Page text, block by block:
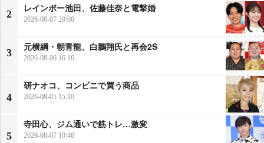
2
レインボー池田、佐藤佳奈と電撃婚
2026-08-07 20:00
3
元横綱・朝青龍、白鵬翔氏と再会2S
2026-08-06 16:16
4
研ナオコ、コンビニで買う商品
2026-08-05 15:10
5
寺田心、ジム通いで筋トレ…激変
2026-08-07 10:46